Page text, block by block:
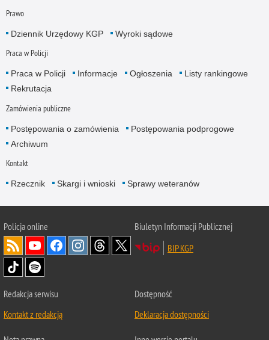
Prawo
Dziennik Urzędowy KGP Wyroki sądowe
Praca w Policji
Praca w Policji Informacje Ogłoszenia
Listy rankingowe
Rekrutacja
Zamówienia publiczne
Postępowania o zamówienia
Postępowania podprogowe
Archiwum
Kontakt
Rzecznik Skargi i wnioski Sprawy weteranów
Policjaonline
Biuletyn Informacji Publicznej
BIP KGP
Redakcja serwisu
Kontakt z redakcją
Dostępność
Deklaracja dostępności